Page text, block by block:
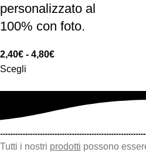
personalizzato al
100% con foto.
2,40€ - 4,80€
Scegli
Tutti i nostri prodotti possono